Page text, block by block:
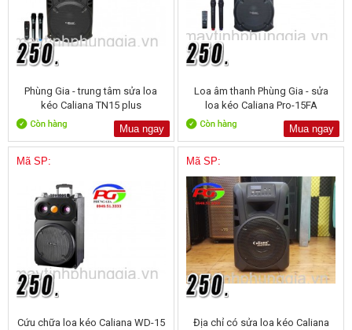
Phùng Gia - trung tâm sửa loa
kéo Caliana TN15 plus
Mua ngay
Loa âm thanh Phùng Gia - sửa
loa kéo Caliana Pro-15FA
Mua ngay
Mã SP:
Cứu chữa loa kéo Caliana WD-15
Mã SP:
Địa chỉ có sửa loa kéo Caliana